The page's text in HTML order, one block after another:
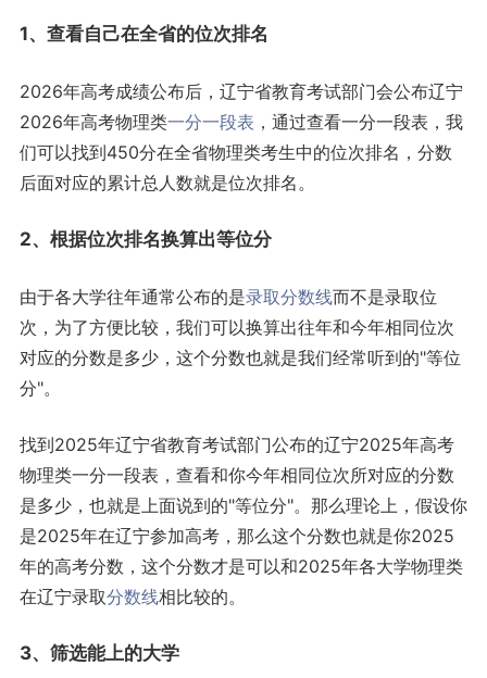
1、查看自己在全省的位次排名
2026年高考成绩公布后，辽宁省教育考试部门会公布辽宁
2026年高考物理类一分一段表 ，通过查看一分一段表，我
们可以找到450分在全省物理类考生中的位次排名，分数
后面对应的累计总人数就是位次排名。
2、根据位次排名换算出等位分
由于各大学往年通常公布的是录取分数线而不是录取位
次，为了方便比较，我们可以换算出往年和今年相同位次
对应的分数是多少，这个分数也就是我们经常听到的"等位
分"。
找到2025年辽宁省教育考试部门公布的辽宁2025年高考
物理类一分一段表，查看和你今年相同位次所对应的分数
是多少，也就是上面说到的"等位分"。那么理论上，假设你
是2025年在辽宁参加高考，那么这个分数也就是你2025
年的高考分数，这个分数才是可以和2025年各大学物理类
在辽宁录取分数线相比较的。
3、筛选能上的大学